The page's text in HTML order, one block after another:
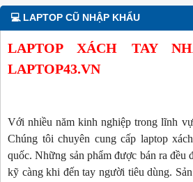
💻 LAPTOP CŨ NHẬP KHẨU
LAPTOP XÁCH TAY
LAPTOP43.VN
Với nhiều năm kinh nghiệp trong lĩnh
Chúng tôi chuyên cung cấp laptop
quốc. Những sản phẩm được bán ra đều
kỹ càng khi đến tay người tiêu dùng.